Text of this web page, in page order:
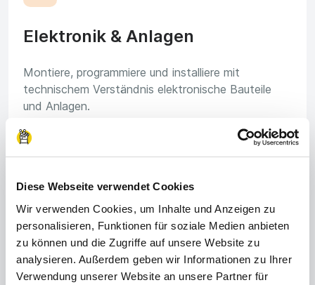
Diese Webseite verwendet Cookies
Wir verwenden Cookies, um Inhalte und Anzeigen zu
personalisieren, Funktionen für soziale Medien anbieten
zu können und die Zugriffe auf unsere Website zu
analysieren. Außerdem geben wir Informationen zu Ihrer
Verwendung unserer Website an unsere Partner für
Elektronik & Anlagen
Montiere, programmiere und installiere mit
technischem Verständnis elektronische Bauteile
und Anlagen.
🚜
Landwirtschaft & Gartenbau
Hier arbeitest du an der frischen Luft und bist Teil